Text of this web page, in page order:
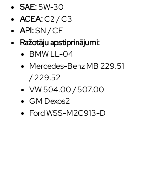
SAE:5W-30
ACEA:C2 / C3
API:SN / CF
Ražotāju apstiprinājumi:
BMW LL-04
Mercedes-Benz MB 229.51
/ 229.52
VW 504.00 / 507.00
GM Dexos2
Ford WSS-M2C913-D